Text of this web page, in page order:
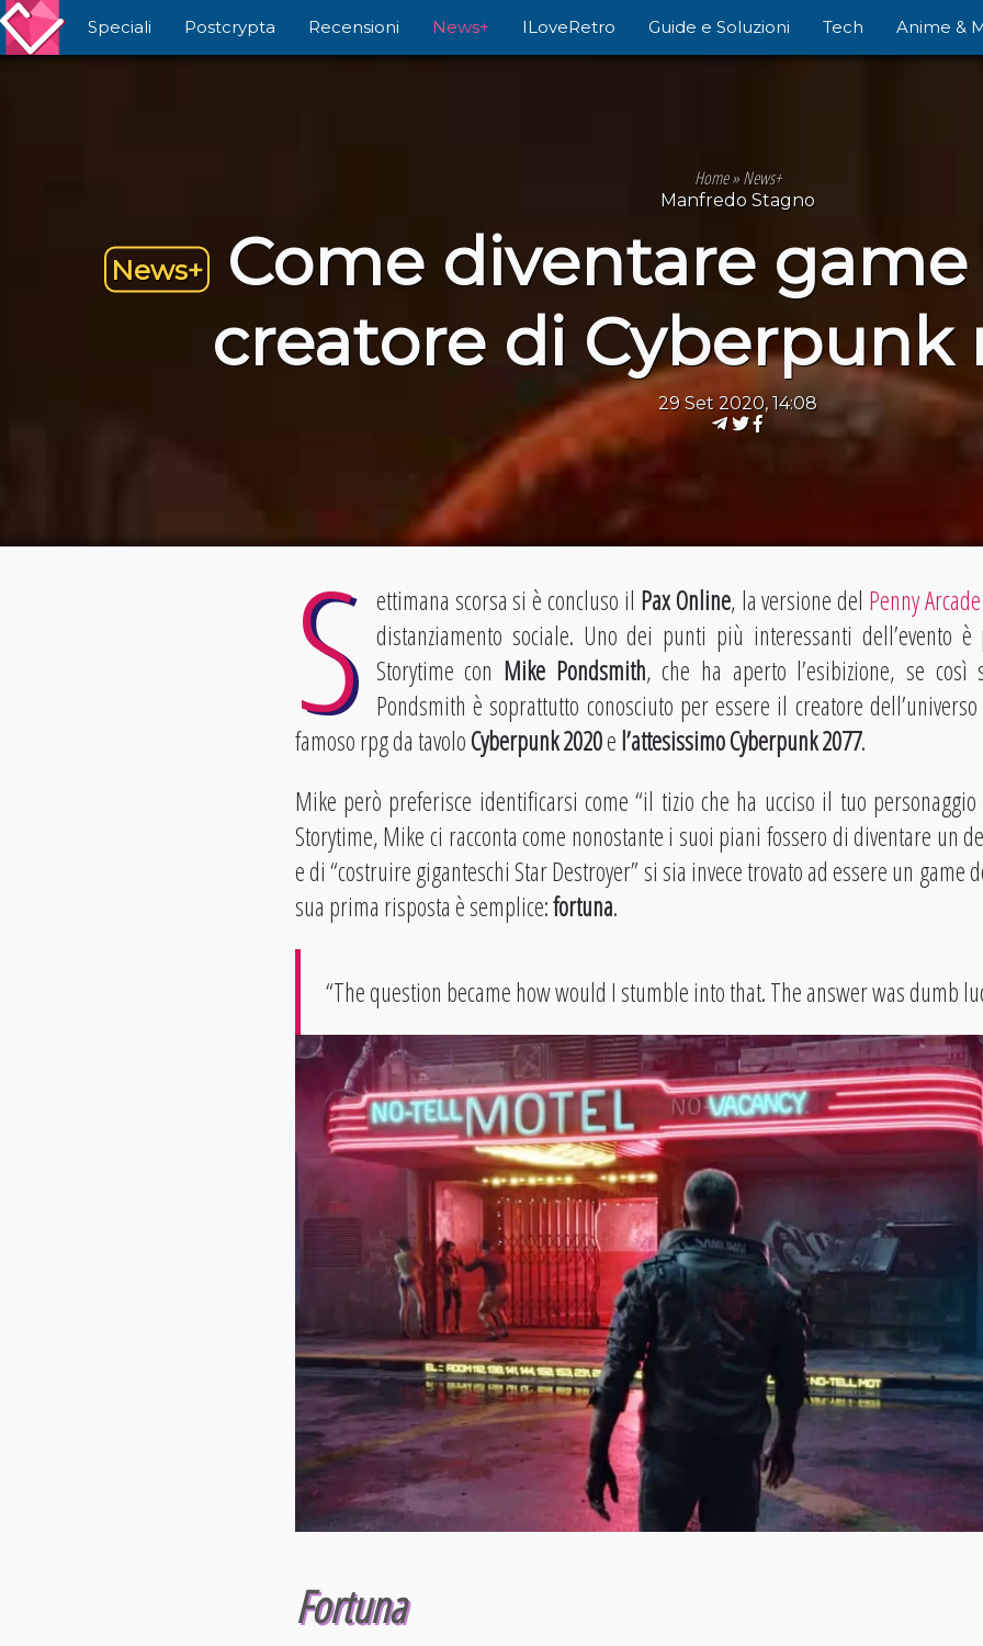
Speciali Postcrypta Recensioni News+ ILoveRetro Guide e Soluzioni Tech Anime &
Home»News+
Manfredo Stagno
News+
Come diventare
creatore di Cyberpunk
29 Set 2020, 14:08
S ettimana scorsa si è concluso il Pax Online, la versione del Penny
distanziamento sociale. Uno dei punti più interessanti dell’evento
Storytime con Mike Pondsmith, che ha aperto l’esibizione, se
Pondsmith è soprattutto conosciuto per essere il creatore
famoso rpg da tavoloCyberpunk 2020el’attesissimo Cyberpunk 2077.
Mike però preferisce identificarsi come “il tizio che ha ucciso il tuo
Storytime, Mike ci racconta come nonostante i suoi piani fossero di diventare un
e di “costruire giganteschi Star Destroyer” si sia invece trovato ad essere un game
sua prima risposta è semplice:fortuna.
“The question became how would I stumble into that. The answer was dumb
Fortuna